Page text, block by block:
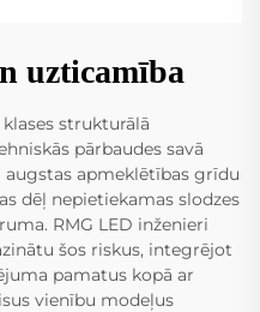
uzticamība
strukturālā
pārbaudes savā
apmeklētības grīdu
dēļ nepietiekamas slodzes
RMG LED inženieri
šos riskus, integrējot
pamatus kopā ar
vienību modeļus